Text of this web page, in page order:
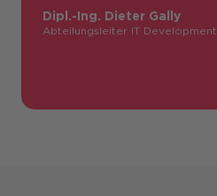
Dipl.-Ing. Dieter Gally
Abteilungsleiter IT Development